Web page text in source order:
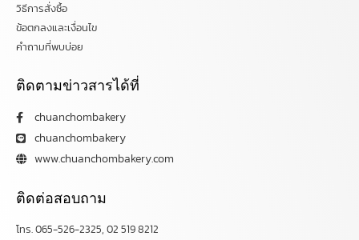
วิธีการสั่งซื้อ
ข้อตกลงและเงื่อนไข
คำถามที่พบบ่อย
ติดตามข่าวสารได้ที่
chuanchombakery
chuanchombakery
www.chuanchombakery.com
ติดต่อสอบถาม
โทร. 065-526-2325, 02 519 8212